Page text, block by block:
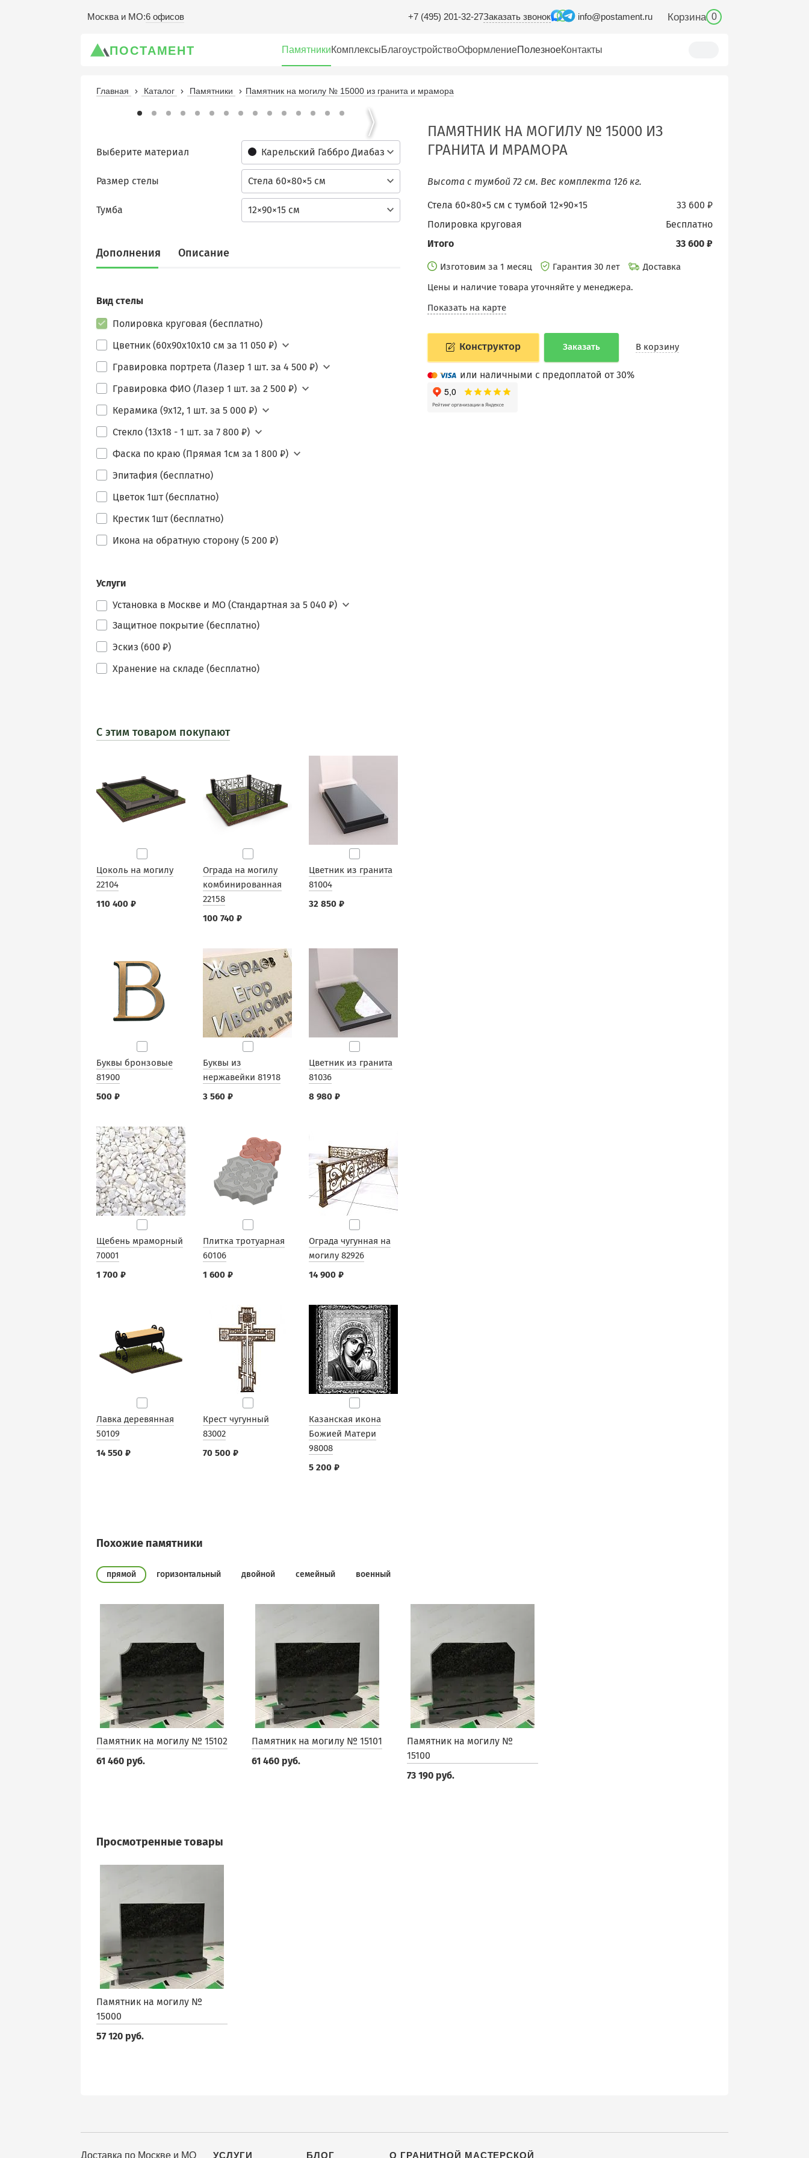
Москва и МО:6 офисов +7 (495) 201-32-27Заказать звонок info@postament.ru Корзина 0
ПОСТАМЕНТ ПамятникиКомплексыБлагоустройствоОформлениеПолезноеКонтакты
Главная Каталог Памятники Памятник на могилу № 15000 из гранита и мрамора
Карельский Габбро Диабаз
Выберите материал
Стела 60×80×5 см
Размер стелы
12×90×15 см
Тумба
Дополнения Описание
Вид стелы
Полировка круговая (бесплатно)
Цветник (60х90х10х10 см за 11 050 ₽)
Гравировка портрета (Лазер 1 шт. за 4 500 ₽)
Гравировка ФИО (Лазер 1 шт. за 2 500 ₽)
Керамика (9х12, 1 шт. за 5 000 ₽)
Стекло (13х18 - 1 шт. за 7 800 ₽)
Фаска по краю (Прямая 1см за 1 800 ₽)
Эпитафия (бесплатно)
Цветок 1шт (бесплатно)
Крестик 1шт (бесплатно)
Икона на обратную сторону (5 200 ₽)
Услуги
Установка в Москве и МО (Стандартная за 5 040 ₽)
Защитное покрытие (бесплатно)
Эскиз (600 ₽)
Хранение на складе (бесплатно)
С этим товаром покупают
Цоколь на могилу
22104
110 400 ₽
Ограда на могилу
комбинированная
22158
100 740 ₽
Цветник из гранита
81004
32 850 ₽
Буквы бронзовые
81900
500 ₽
Буквы из
нержавейки 81918
3 560 ₽
Цветник из гранита
81036
8 980 ₽
Щебень мраморный
70001
1 700 ₽
Плитка тротуарная
60106
1 600 ₽
Ограда чугунная на
могилу 82926
14 900 ₽
Лавка деревянная
50109
14 550 ₽
Крест чугунный
83002
70 500 ₽
Казанская икона
Божией Матери
98008
5 200 ₽
ПАМЯТНИК НА МОГИЛУ № 15000 ИЗ
ГРАНИТА И МРАМОРА
Высота с тумбой 72 см. Вес комплекта 126 кг.
33 600 ₽
Стела 60×80×5 см c тумбой 12×90×15
бесплатно
Полировка круговая
33 600 ₽
Итого
Изготовим за 1 месяц Гарантия 30 лет
Доставка
Цены и наличие товара уточняйте у менеджера.
Показать на карте
Конструктор Заказать В корзину
или наличными с предоплатой от 30%
Похожие памятники
прямой горизонтальный двойной семейный военный
Памятник на могилу № 15102
61 460 руб.
Памятник на могилу № 15101
61 460 руб.
Памятник на могилу №
15100
73 190 руб.
Просмотренные товары
Памятник на могилу №
15000
57 120 руб.
Доставка по Москве и МО УСЛУГИ БЛОГ О ГРАНИТНОЙ МАСТЕРСКОЙ